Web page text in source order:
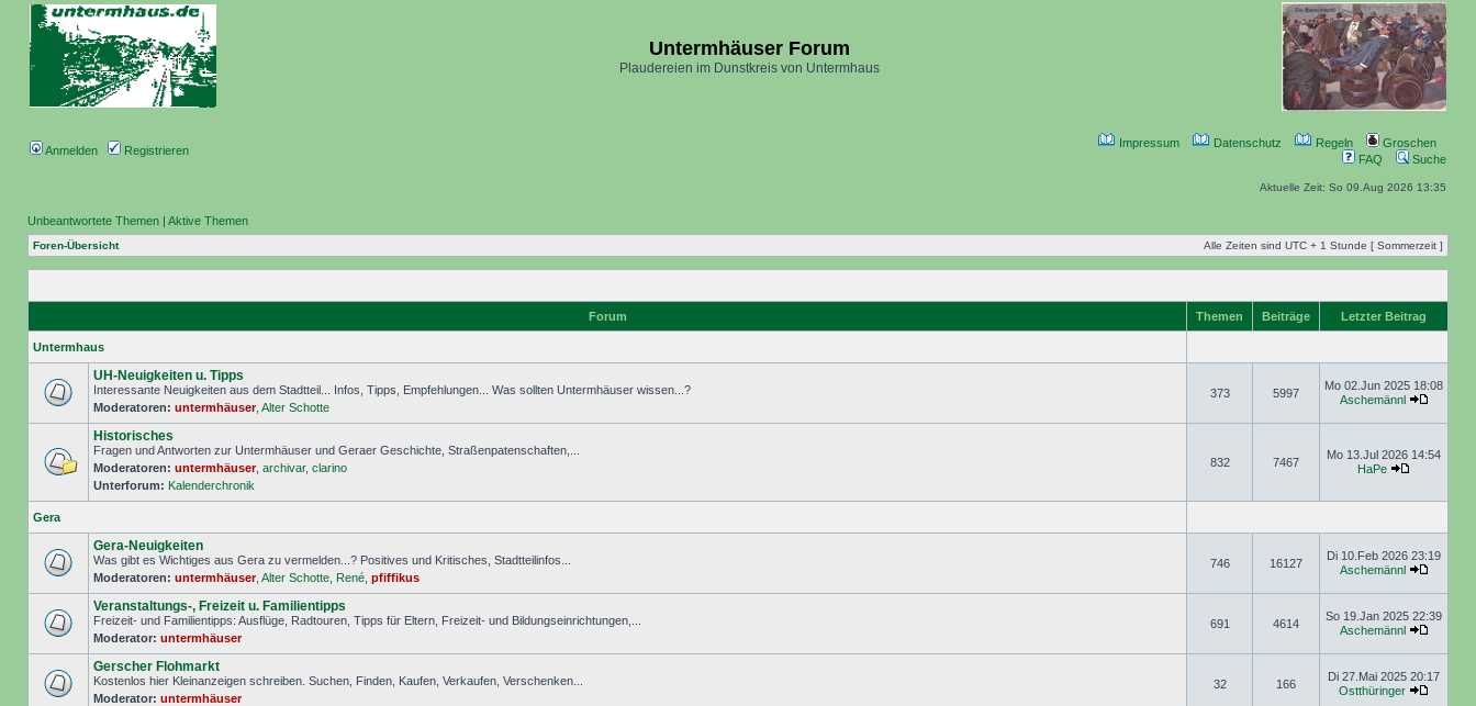
Untermhäuser Forum
Plaudereien im Dunstkreis von Untermhaus
Anmelden Registrieren
Impressum Datenschutz Regeln
Groschen
FAQ
Suche
Aktuelle Zeit: So 09.Aug 2026 13:35
Unbeantwortete Themen | Aktive Themen
Foren-Übersicht Alle Zeiten sind UTC + 1 Stunde [ Sommerzeit ]
Forum Themen Beiträge Letzter Beitrag
Untermhaus
UH-Neuigkeiten u. Tipps
Interessante Neuigkeiten aus dem Stadtteil... Infos, Tipps, Empfehlungen... Was sollten Untermhäuser wissen...?
Moderatoren: untermhäuser, Alter Schotte
373 5997
Mo 02.Jun 2025 18:08
Aschemännl
Historisches
Fragen und Antworten zur Untermhäuser und Geraer Geschichte, Straßenpatenschaften,...
Moderatoren: untermhäuser, archivar, clarino
Unterforum: Kalenderchronik
832 7467
Mo 13.Jul 2026 14:54
HaPe
Gera
Gera-Neuigkeiten
Was gibt es Wichtiges aus Gera zu vermelden...? Positives und Kritisches, Stadtteilinfos...
Moderatoren: untermhäuser, Alter Schotte René pfiffikus
746 16127
Di 10.Feb 2026 23:19
Aschemännl
Veranstaltungs-, Freizeit u. Familientipps
Freizeit- und Familientipps: Ausflüge, Radtouren, Tipps für Eltern, Freizeit- und Bildungseinrichtungen,...
Moderator: untermhäuser
691 4614
So 19.Jan 2025 22:39
Aschemännl
Gerscher Flohmarkt
Kostenlos hier Kleinanzeigen schreiben. Suchen, Finden, Kaufen, Verkaufen, Verschenken...
Moderator: untermhäuser
32 166
Di 27.Mai 2025 20:17
Ostthüringer